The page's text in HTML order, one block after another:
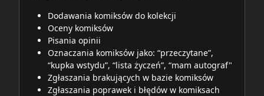
Dodawania komiksów do kolekcji
Oceny komiksów
Pisania opinii
Oznaczania komiksów jako: “przeczytane”,
“kupka wstydu”, “lista życzeń”, “mam autograf"
Zgłaszania brakujących w bazie komiksów
Zgłaszania poprawek i błędów w komiksach